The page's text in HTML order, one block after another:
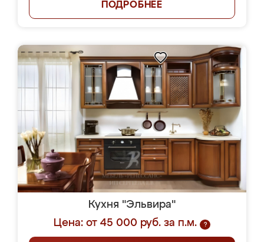
ПОДРОБНЕЕ
Кухня "Эльвира"
Цена: от 45 000 руб. за п.м.
?